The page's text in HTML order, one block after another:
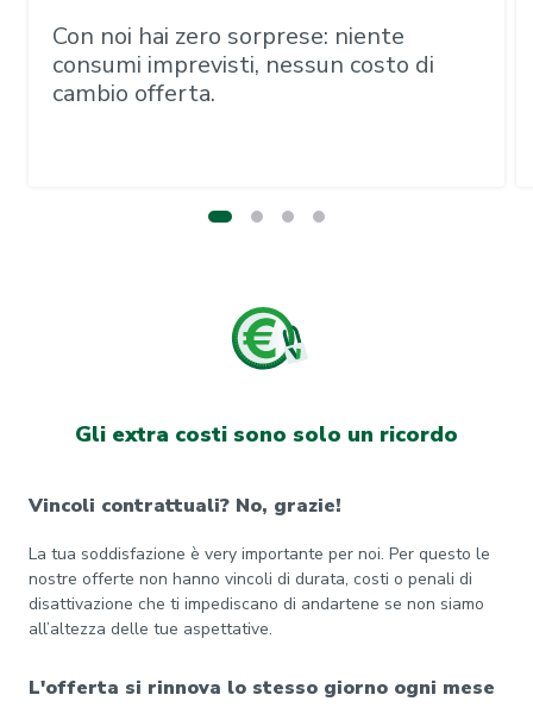
Con noi hai zero sorprese: niente
consumi imprevisti, nessun costo di
cambio offerta.
Gli extra costi sono solo un ricordo
Vincoli contrattuali? No, grazie!
La tua soddisfazione è very importante per noi. Per questo le
nostre offerte non hanno vincoli di durata, costi o penali di
disattivazione che ti impediscano di andartene se non siamo
all’altezza delle tue aspettative.
L'offerta si rinnova lo stesso giorno ogni mese